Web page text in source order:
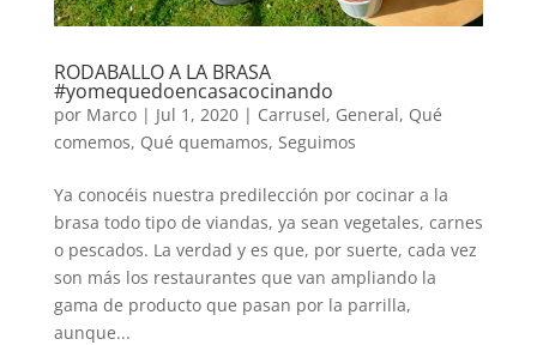
RODABALLO A LA BRASA
#yomequedoencasacocinando
por Marco| Jul 1, 2020| Carrusel, General, Qué
comemos, Qué quemamos, Seguimos
Ya conocéis nuestra predilección por cocinar a la
brasa todo tipo de viandas, ya sean vegetales, carnes
o pescados. La verdad y es que, por suerte, cada vez
son más los restaurantes que van ampliando la
gama de producto que pasan por la parrilla,
aunque...